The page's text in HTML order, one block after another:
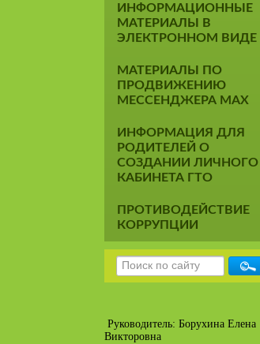
ИНФОРМАЦИОННЫЕ
МАТЕРИАЛЫ В
ЭЛЕКТРОННОМ ВИДЕ
МАТЕРИАЛЫ ПО
ПРОДВИЖЕНИЮ
МЕССЕНДЖЕРА MAX
ИНФОРМАЦИЯ ДЛЯ
РОДИТЕЛЕЙ О
СОЗДАНИИ ЛИЧНОГО
КАБИНЕТА ГТО
ПРОТИВОДЕЙСТВИЕ
КОРРУПЦИИ
Руководитель: Борухина Елена
Викторовна